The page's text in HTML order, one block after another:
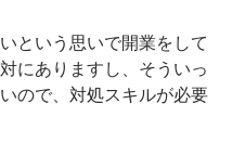
という思いで開業をして
にありますし、そういっ
ので、対処スキルが必要